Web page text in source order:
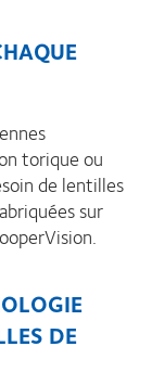
torique ou
de lentilles
sur
DE